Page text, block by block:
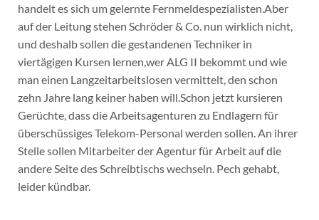
handelt es sich um gelernte Fernmeldespezialisten.Aber
auf der Leitung stehen Schröder & Co. nun wirklich nicht,
und deshalb sollen die gestandenen Techniker in
viertägigen Kursen lernen,wer ALG II bekommt und wie
man einen Langzeitarbeitslosen vermittelt, den schon
zehn Jahre lang keiner haben will.Schon jetzt kursieren
Gerüchte, dass die Arbeitsagenturen zu Endlagern für
überschüssiges Telekom-Personal werden sollen. An ihrer
Stelle sollen Mitarbeiter der Agentur für Arbeit auf die
andere Seite des Schreibtischs wechseln. Pech gehabt,
leider kündbar.